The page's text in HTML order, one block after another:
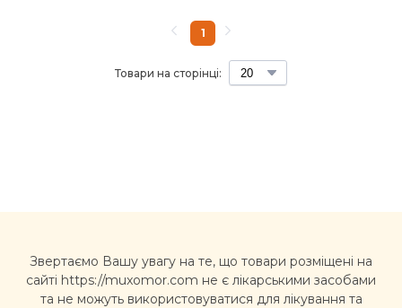
Товари на сторінці:
1
Звертаємо Вашу увагу на те, що товари розміщені на
сайті https://muxomor.com не є лікарськими засобами
та не можуть використовуватися для лікування та